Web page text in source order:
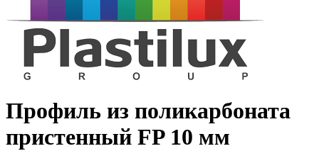
Профиль из поликарбоната
пристенный FP 10 мм